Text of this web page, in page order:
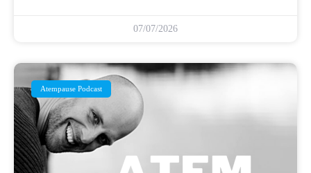
07/07/2026
Atempause Podcast